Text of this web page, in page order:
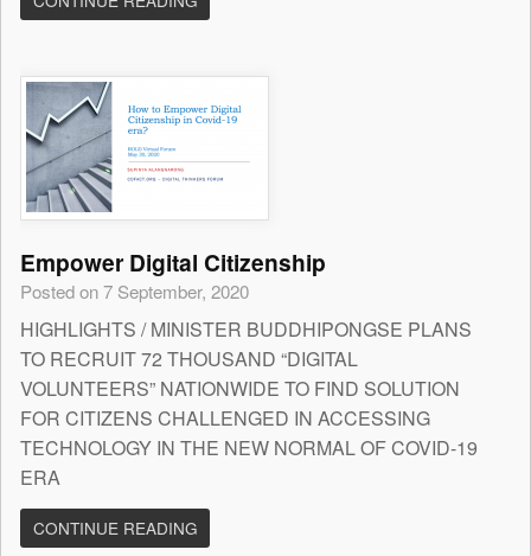
Empower Digital Citizenship
Posted on 7 September, 2020
HIGHLIGHTS / MINISTER BUDDHIPONGSE PLANS
TO RECRUIT 72 THOUSAND “DIGITAL
VOLUNTEERS” NATIONWIDE TO FIND SOLUTION
FOR CITIZENS CHALLENGED IN ACCESSING
TECHNOLOGY IN THE NEW NORMAL OF COVID-19
ERA
CONTINUE READING